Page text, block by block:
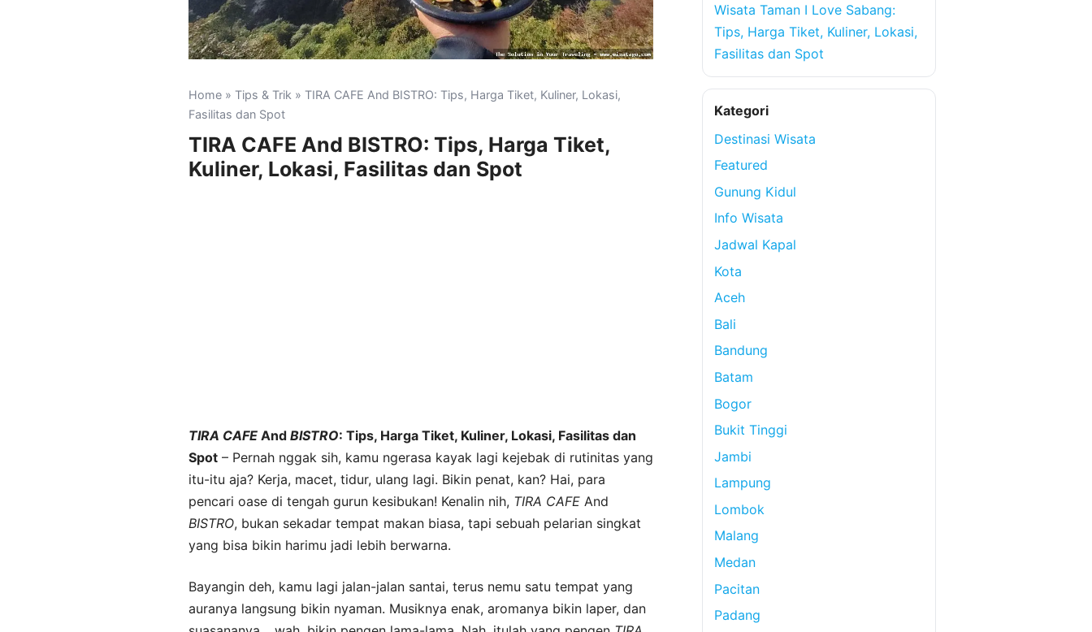
Home » Tips & Trik » TIRA CAFE And BISTRO: Tips, Harga Tiket, Kuliner, Lokasi,
Fasilitas dan Spot
TIRA CAFE And BISTRO: Tips, Harga Tiket,
Kuliner, Lokasi, Fasilitas dan Spot
TIRA CAFE And BISTRO: Tips, Harga Tiket, Kuliner, Lokasi, Fasilitas dan
Spot – Pernah nggak sih, kamu ngerasa kayak lagi kejebak di rutinitas yang
itu-itu aja? Kerja, macet, tidur, ulang lagi. Bikin penat, kan? Hai, para
pencari oase di tengah gurun kesibukan! Kenalin nih, TIRA CAFE And
BISTRO, bukan sekadar tempat makan biasa, tapi sebuah pelarian singkat
yang bisa bikin harimu jadi lebih berwarna.
Bayangin deh, kamu lagi jalan-jalan santai, terus nemu satu tempat yang
auranya langsung bikin nyaman. Musiknya enak, aromanya bikin laper, dan
Wisata Taman I Love Sabang:
Tips, Harga Tiket, Kuliner, Lokasi,
Fasilitas dan Spot
Kategori
Destinasi Wisata
Featured
Gunung Kidul
Info Wisata
Jadwal Kapal
Kota
Aceh
Bali
Bandung
Batam
Bogor
Bukit Tinggi
Jambi
Lampung
Lombok
Malang
Medan
Pacitan
Padang